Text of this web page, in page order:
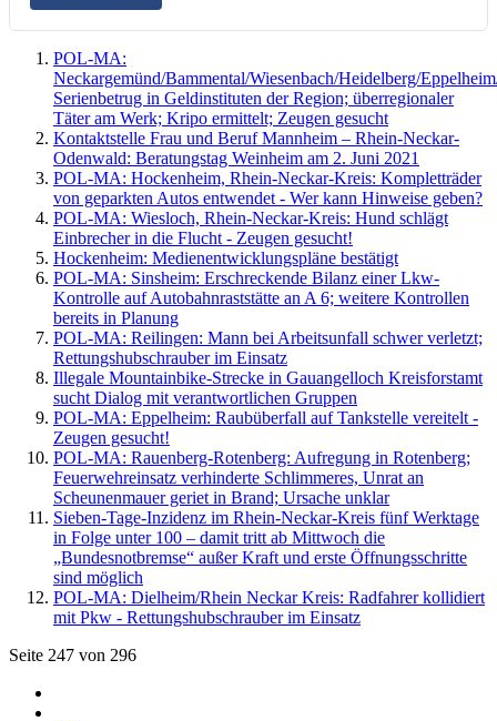
POL-MA:
Neckargemünd/Bammental/Wiesenbach/Heidelberg/
Serienbetrug in Geldinstituten der Region; überregionaler
Täter am Werk; Kripo ermittelt; Zeugen gesucht
Kontaktstelle Frau und Beruf Mannheim – Rhein-Neckar-
Odenwald: Beratungstag Weinheim am 2. Juni 2021
POL-MA: Hockenheim, Rhein-Neckar-Kreis: Kompletträder
von geparkten Autos entwendet - Wer kann Hinweise geben?
POL-MA: Wiesloch, Rhein-Neckar-Kreis: Hund schlägt
Einbrecher in die Flucht - Zeugen gesucht!
Hockenheim: Medienentwicklungspläne bestätigt
POL-MA: Sinsheim: Erschreckende Bilanz einer Lkw-
Kontrolle auf Autobahnraststätte an A 6; weitere Kontrollen
bereits in Planung
POL-MA: Reilingen: Mann bei Arbeitsunfall schwer verletzt;
Rettungshubschrauber im Einsatz
Illegale Mountainbike-Strecke in Gauangelloch Kreisforstamt
sucht Dialog mit verantwortlichen Gruppen
POL-MA: Eppelheim: Raubüberfall auf Tankstelle vereitelt -
Zeugen gesucht!
POL-MA: Rauenberg-Rotenberg: Aufregung in Rotenberg;
Feuerwehreinsatz verhinderte Schlimmeres, Unrat an
Scheunenmauer geriet in Brand; Ursache unklar
Sieben-Tage-Inzidenz im Rhein-Neckar-Kreis fünf Werktage
in Folge unter 100 – damit tritt ab Mittwoch die
„Bundesnotbremse“ außer Kraft und erste Öffnungsschritte
sind möglich
POL-MA: Dielheim/Rhein Neckar Kreis: Radfahrer kollidiert
mit Pkw - Rettungshubschrauber im Einsatz
Seite 247 von 296